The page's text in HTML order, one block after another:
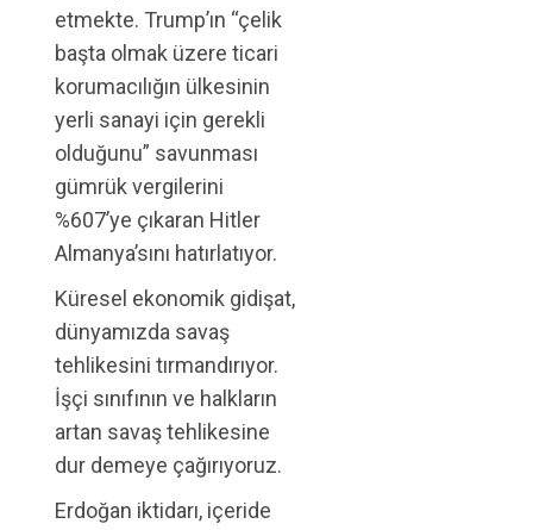
etmekte. Trump’ın “çelik
başta olmak üzere ticari
korumacılığın ülkesinin
yerli sanayi için gerekli
olduğunu” savunması
gümrük vergilerini
%607’ye çıkaran Hitler
Almanya’sını hatırlatıyor.
Küresel ekonomik gidişat,
dünyamızda savaş
tehlikesini tırmandırıyor.
İşçi sınıfının ve halkların
artan savaş tehlikesine
dur demeye çağırıyoruz.
Erdoğan iktidarı, içeride